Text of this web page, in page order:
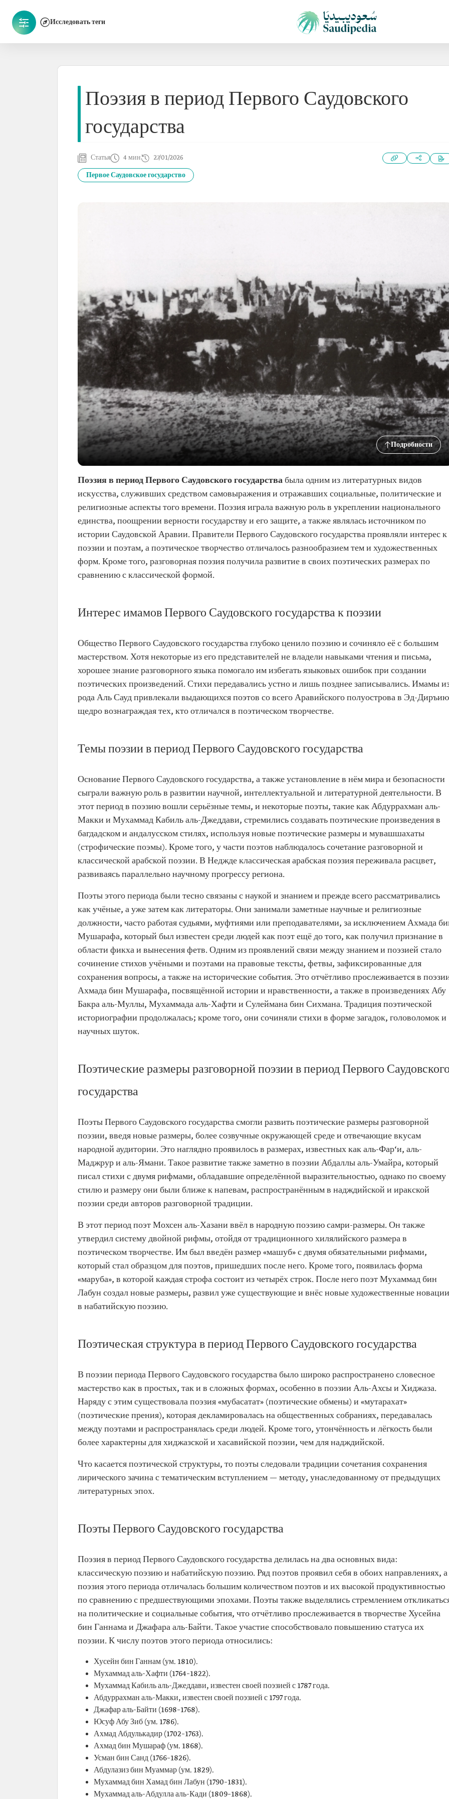
Исследовать теги
Поэзия в период Первого Саудовского
государства
Статья 4 мин 27/01/2026
Первое Саудовское государство
Подробности
Поэзия в период Первого Саудовского государствабыла одним из литературных видов
искусства, служивших средством самовыражения и отражавших социальные, политические и
религиозные аспекты того времени. Поэзия играла важную роль в укреплении национального
единства, поощрении верности государству и его защите, а также являлась источником по
истории Саудовской Аравии. Правители Первого Саудовского государства проявляли интерес к
поэзии и поэтам, а поэтическое творчество отличалось разнообразием тем и художественных
форм. Кроме того, разговорная поэзия получила развитие в своих поэтических размерах по
сравнению с классической формой.
Интерес имамов Первого Саудовского государства к поэзии
Общество Первого Саудовского государства глубоко ценило поэзию и сочиняло её с большим
мастерством. Хотя некоторые из его представителей не владели навыками чтения и письма,
хорошее знание разговорного языка помогало им избегать языковых ошибок при создании
поэтических произведений. Стихи передавались устно и лишь позднее записывались. Имамы
рода Аль Сауд привлекали выдающихся поэтов со всего Аравийского полуострова в Эд-
щедро вознаграждая тех, кто отличался в поэтическом творчестве.
Темы поэзии в период Первого Саудовского государства
Основание Первого Саудовского государства, а также установление в нём мира и безопасности
сыграли важную роль в развитии научной, интеллектуальной и литературной деятельности. В
этот период в поэзию вошли серьёзные темы, и некоторые поэты, такие как Абдуррахман аль-
Макки и Мухаммад Кабиль аль-Джеддави, стремились создавать поэтические произведения в
багдадском и андалусском стилях, используя новые поэтические размеры и мувашшахаты
(строфические поэмы). Кроме того, у части поэтов наблюдалось сочетание разговорной и
классической арабской поэзии. В Неджде классическая арабская поэзия переживала расцвет,
развиваясь параллельно научному прогрессу региона.
Поэты этого периода были тесно связаны с наукой и знанием и прежде всего рассматривались
как учёные, а уже затем как литераторы. Они занимали заметные научные и религиозные
должности, часто работая судьями, муфтиями или преподавателями, за исключением Ахмада
Мушарафа, который был известен среди людей как поэт ещё до того, как получил признание в
области фикха и вынесения фетв. Одним из проявлений связи между знанием и поэзией стало
сочинение стихов учёными и поэтами на правовые тексты, фетвы, зафиксированные для
сохранения вопросы, а также на исторические события. Это отчётливо прослеживается в
Ахмада бин Мушарафа, посвящённой истории и нравственности, а также в произведениях Абу
Бакра аль-Муллы, Мухаммада аль-Хафти и Сулеймана бин Сихмана. Традиция поэтической
историографии продолжалась; кроме того, они сочиняли стихи в форме загадок, головоломок и
научных шуток.
Поэтические размеры разговорной поэзии в период Первого
государства
Поэты Первого Саудовского государства смогли развить поэтические размеры разговорной
поэзии, введя новые размеры, более созвучные окружающей среде и отвечающие вкусам
народной аудитории. Это наглядно проявилось в размерах, известных как аль-Фар‘и, аль-
Маджрур и аль-Ямани. Такое развитие также заметно в поэзии Абдаллы аль-Умайра, который
писал стихи с двумя рифмами, обладавшие определённой выразительностью, однако по своему
стилю и размеру они были ближе к напевам, распространённым в надждийской и иракской
поэзии среди авторов разговорной традиции.
В этот период поэт Мохсен аль-Хазани ввёл в народную поэзию самри-размеры. Он также
утвердил систему двойной рифмы, отойдя от традиционного хилялийского размера в
поэтическом творчестве. Им был введён размер «машуб» с двумя обязательными рифмами,
который стал образцом для поэтов, пришедших после него. Кроме того, появилась форма
«маруба», в которой каждая строфа состоит из четырёх строк. После него поэт Мухаммад бин
Лабун создал новые размеры, развил уже существующие и внёс новые художественные новации
в набатийскую поэзию.
Поэтическая структура в период Первого Саудовского государства
В поэзии периода Первого Саудовского государства было широко распространено словесное
мастерство как в простых, так и в сложных формах, особенно в поэзии Аль-Ахсы и Хиджаза.
Наряду с этим существовала поэзия «мубасатат» (поэтические обмены) и «мутарахат»
(поэтические прения), которая декламировалась на общественных собраниях, передавалась
между поэтами и распространялась среди людей. Кроме того, утончённость и лёгкость были
более характерны для хиджазской и хасавийской поэзии, чем для надждийской.
Что касается поэтической структуры, то поэты следовали традиции сочетания сохранения
лирического зачина с тематическим вступлением — методу, унаследованному от предыдущих
литературных эпох.
Поэты Первого Саудовского государства
Поэзия в период Первого Саудовского государства делилась на два основных вида:
классическую поэзию и набатийскую поэзию. Ряд поэтов проявил себя в обоих направлениях, а
поэзия этого периода отличалась большим количеством поэтов и их высокой продуктивностью
по сравнению с предшествующими эпохами. Поэты также выделялись стремлением
на политические и социальные события, что отчётливо прослеживается в творчестве Хусейна
бин Ганнама и Джафара аль-Байти. Такое участие способствовало повышению статуса их
поэзии. К числу поэтов этого периода относились:
Хусейн бин Ганнам (ум. 1810).
Мухаммад аль-Хафти (1764–1822).
Мухаммад Кабиль аль-Джеддави, известен своей поэзией с 1787 года.
Абдуррахман аль-Макки, известен своей поэзией с 1797 года.
Джафар аль-Байти (1698–1768).
Юсуф Абу Зиб (ум. 1786).
Ахмад Абдулькадир (1702–1763).
Ахмад бин Мушараф (ум. 1868).
Усман бин Санд (1766–1826).
Абдулазиз бин Муаммар (ум. 1829).
Мухаммад бин Хамад бин Лабун (1790–1831).
Мухаммад аль-Абдулла аль-Кади (1809–1868).